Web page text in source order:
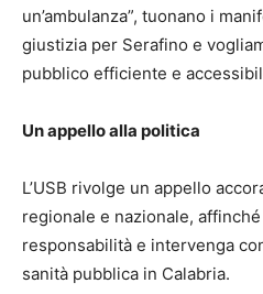
un’ambulanza”, tuonano i
giustizia per Serafino e
pubblico efficiente e
Un appello alla politica
L’USB rivolge un appello
regionale e nazionale,
responsabilità e intervenga
sanità pubblica in Calabria.